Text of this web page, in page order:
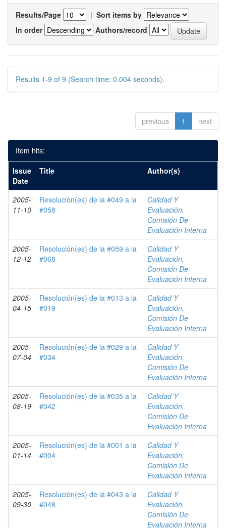
Results/Page | Sort items by
In order
Authors/record
Results 1-9 of 9 (Search time: 0.004 seconds).
previous 1 next
Item hits:
Issue
Date
Title Author(s)
2005-
11-10
Resolución(es) de la #049 a la
#058
Calidad Y
Evaluación,
Comisión De
Evaluación Interna
2005-
12-12
Resolución(es) de la #059 a la
#068
Calidad Y
Evaluación,
Comisión De
Evaluación Interna
2005-
04-15
Resolución(es) de la #013 a la
#019
Calidad Y
Evaluación,
Comisión De
Evaluación Interna
2005-
07-04
Resolución(es) de la #029 a la
#034
Calidad Y
Evaluación,
Comisión De
Evaluación Interna
2005-
08-19
Resolución(es) de la #035 a la
#042
Calidad Y
Evaluación,
Comisión De
Evaluación Interna
2005-
01-14
Resolución(es) de la #001 a la
#004
Calidad Y
Evaluación,
Comisión De
Evaluación Interna
2005-
09-30
Resolución(es) de la #043 a la
#048
Calidad Y
Evaluación,
Comisión De
Evaluación Interna